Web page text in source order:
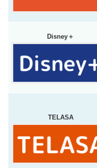
Disney＋
TELASA